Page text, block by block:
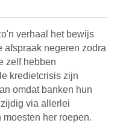
verhaal het bewijs
afspraak negeren zodra
zelf hebben
kredietcrisis zijn
omdat banken hun
via allerlei
her roepen.